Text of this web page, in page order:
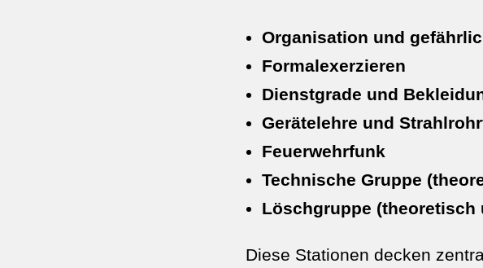
Organisation und
Formalexerzieren
Dienstgrade und
Gerätelehre und
Feuerwehrfunk
Technische Gruppe
Löschgruppe (theoretisch
Diese Stationen decken